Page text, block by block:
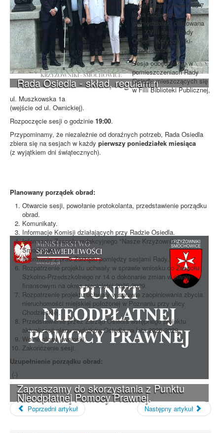
Rada Osiedla - skład, regulamin
Zapraszamy do skorzystania z Punktu
Nieodpłatnej Pomocy Prawnej.
Informujemy, że w dniu 7
lipca 2025 roku
(poniedziałek) planowana
jest XVIII sesja Rady
Osiedla Krzyżowniki-
Smochowice.
Sesja odbędzie się w
pomieszczeniach Rady
Osiedla mieszczących się
w Filii Biblioteki Publicznej,
ul. Muszkowska 1a
(wejście od ul. Ownickiej).
Rozpoczęcie sesji o godzinie 19:00.
Przypominamy, że niezależnie od doraźnych potrzeb, Rada Osiedla
zbiera się na sesjach w każdy pierwszy poniedziałek miesiąca
(z wyjątkiem dni świątecznych).
Planowany porządek obrad:
Otwarcie sesji, powołanie protokolanta, przedstawienie porządku
obrad.
Komunikaty.
Informacje Komisji działających przy Radzie Osiedla.
Informacje Zespołu redakcyjnego "Nasze Krzyżowniki -
Smochowice".
Informacje z prac Zarządu pomiędzy sesjami Rady.
Rozpatrzenie projektu uchwały w sprawie wniosku do Zespołu
Szkolno-Przedszkolnego nr 14 o dokonanie zmian w planie
finansowym na okres pięcioletni 2025-2029.
Rozpatrzenie projektu uchwały w sprawie zaopiniowania zbycia
nieruchomości miejskiej położonej w Poznaniu przy ulicy
Chodzieskiej.
Przedstawienie przez Zarząd Osiedla wstępnego projektu
aktualizacji planu wydatków Osiedla na lata 2026-2029.
Wolne głosy i wnioski.
Zakończenie sesji.
Uzupełnienie porządku obrad:
(-)
Poprzedni artykuł Następny artykuł